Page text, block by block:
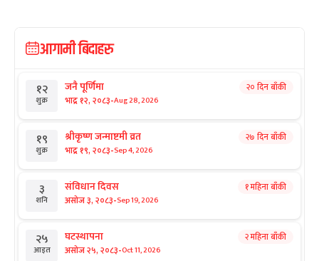
आगामी बिदाहरु
१२
शुक्र
जनै पूर्णिमा
भाद्र १२, २०८३-Aug 28, 2026
२० दिन बाँकी
१९
शुक्र
श्रीकृष्ण जन्माष्टमी व्रत
भाद्र १९, २०८३-Sep 4, 2026
२७ दिन बाँकी
३
शनि
संविधान दिवस
असोज ३, २०८३-Sep 19, 2026
१ महिना बाँकी
२५
आइत
घटस्थापना
असोज २५, २०८३-Oct 11, 2026
२ महिना बाँकी